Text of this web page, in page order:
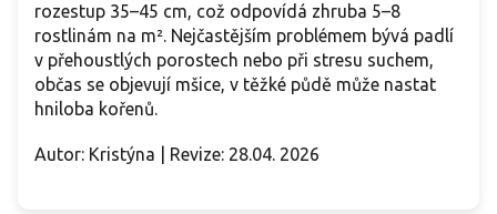
rozestup 35–45 cm, což odpovídá zhruba 5–8
rostlinám na m². Nejčastějším problémem bývá padlí
v přehoustlých porostech nebo při stresu suchem,
občas se objevují mšice, v těžké půdě může nastat
hniloba kořenů.
Autor: Kristýna | Revize: 28.04. 2026